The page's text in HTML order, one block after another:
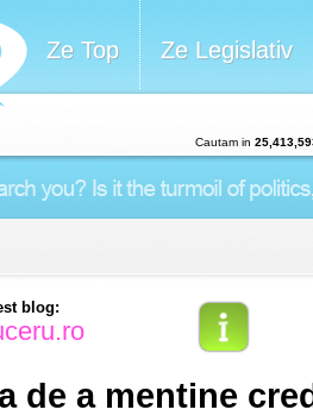
Ze Top Ze Legislativ
Cautam in
blog:
de a mentine